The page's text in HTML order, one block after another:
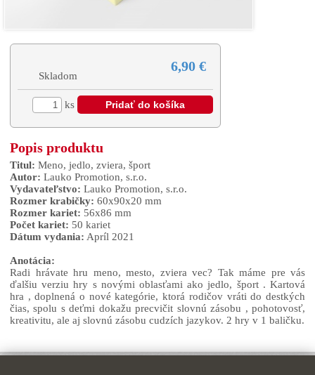
Skladom
6,90 €
ks
Popis produktu
Titul: Meno, jedlo, zviera, šport
Autor: Lauko Promotion, s.r.o.
Vydavateľstvo: Lauko Promotion, s.r.o.
Rozmer krabičky: 60x90x20 mm
Rozmer kariet: 56x86 mm
Počet kariet: 50 kariet
Dátum vydania: Apríl 2021
Anotácia:
Radi hrávate hru meno, mesto, zviera vec? Tak máme pre vás
ďalšiu verziu hry s novými oblasťami ako jedlo, šport . Kartová
hra , doplnená o nové kategórie, ktorá rodičov vráti do destkých
čias, spolu s deťmi dokažu precvičit slovnú zásobu , pohotovosť,
kreativitu, ale aj slovnú zásobu cudzích jazykov. 2 hry v 1 baličku.